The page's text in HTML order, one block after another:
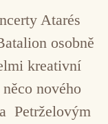
Atarés
osobně
kreativní
nového
Petrželovým